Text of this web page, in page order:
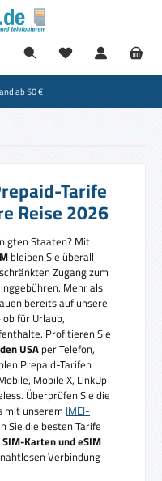
ab 50 €
Tarife
Reise 2026
Staaten? Mit
bleiben Sie überall
Zugang zum
Mehr als
bereits auf unsere
für Urlaub,
Profitieren Sie
USA per Telefon,
Prepaid-Tarifen
Mobile X, LinkUp
Überprüfen Sie die
mit unserem IMEI-
Sie die besten Tarife
Karten und eSIM
Verbindung